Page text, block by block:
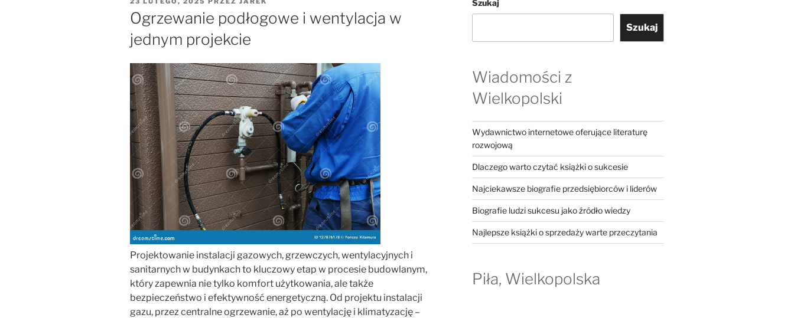
W
Ogrzewanie podłogowe i wentylacja w
jednym projekcie
Projektowanie instalacji gazowych, grzewczych, wentylacyjnych i
sanitarnych w budynkach to kluczowy etap w procesie budowlanym,
który zapewnia nie tylko komfort użytkowania, ale także
bezpieczeństwo i efektywność energetyczną. Od projektu instalacji
gazu, przez centralne ogrzewanie, aż po wentylację i klimatyzację –
Szukaj
Szukaj
Wiadomości z
Wielkopolski
Wydawnictwo internetowe oferujące literaturę
rozwojową
Dlaczego warto czytać książki o sukcesie
Najciekawsze biografie przedsiębiorców i liderów
Biografie ludzi sukcesu jako źródło wiedzy
Najlepsze książki o sprzedaży warte przeczytania
Piła, Wielkopolska